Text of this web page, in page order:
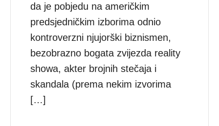
da je pobjedu na američkim
predsjedničkim izborima odnio
kontroverzni njujorški biznismen,
bezobrazno bogata zvijezda reality
showa, akter brojnih stečaja i
skandala (prema nekim izvorima
[…]